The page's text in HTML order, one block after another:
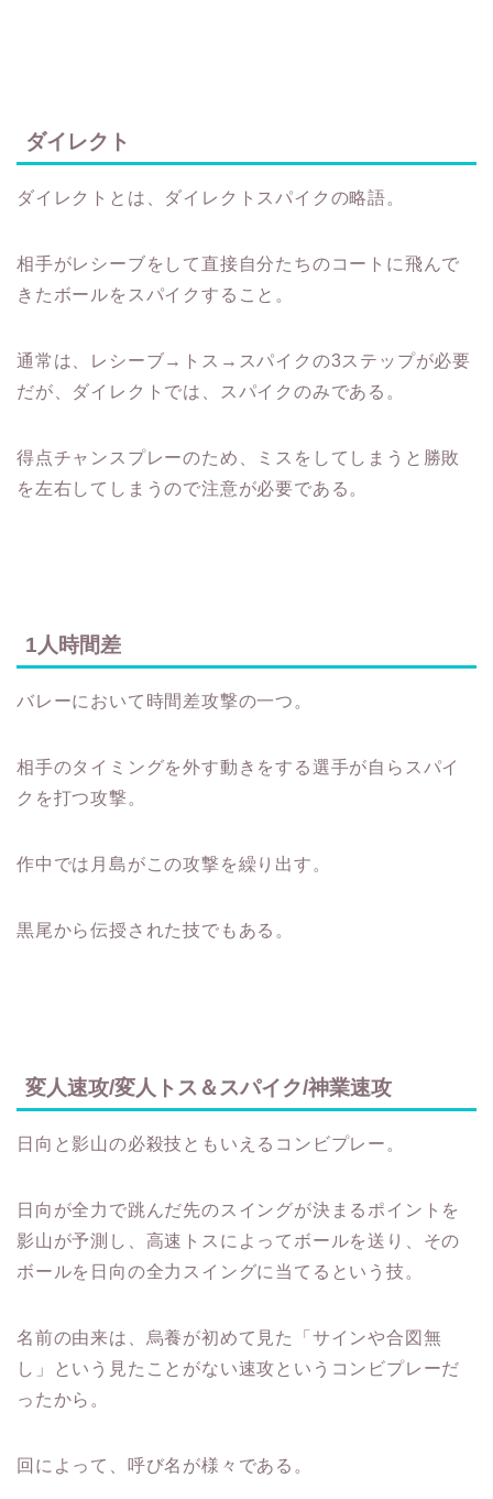
ダイレクト
ダイレクトとは、ダイレクトスパイクの略語。
相手がレシーブをして直接自分たちのコートに飛んで
きたボールをスパイクすること。
通常は、レシーブ→トス→スパイクの3ステップが必要
だが、ダイレクトでは、スパイクのみである。
得点チャンスプレーのため、ミスをしてしまうと勝敗
を左右してしまうので注意が必要である。
1人時間差
バレーにおいて時間差攻撃の一つ。
相手のタイミングを外す動きをする選手が自らスパイ
クを打つ攻撃。
作中では月島がこの攻撃を繰り出す。
黒尾から伝授された技でもある。
変人速攻/変人トス＆スパイク/神業速攻
日向と影山の必殺技ともいえるコンビプレー。
日向が全力で跳んだ先のスイングが決まるポイントを
影山が予測し、高速トスによってボールを送り、その
ボールを日向の全力スイングに当てるという技。
名前の由来は、烏養が初めて見た「サインや合図無
し」という見たことがない速攻というコンビプレーだ
ったから。
回によって、呼び名が様々である。